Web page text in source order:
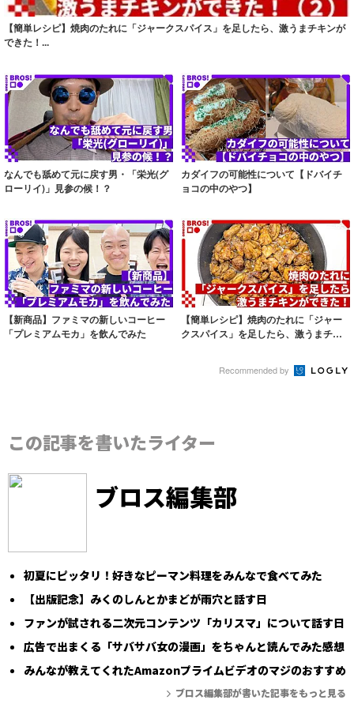
【簡単レシピ】焼肉のたれに「ジャークスパイス」を足したら、激うまチキンが
できた！...
なんでも舐めて元に戻す男・「栄光(グ
ローリイ)」見参の候！？
カダイフの可能性について【ドバイチ
ョコの中のやつ】
【新商品】ファミマの新しいコーヒー
「プレミアムモカ」を飲んでみた
【簡単レシピ】焼肉のたれに「ジャー
クスパイス」を足したら、激うまチキ
Recommended by
この記事を書いたライター
ブロス編集部
初夏にピッタリ！好きなピーマン料理をみんなで食べてみた
【出版記念】みくのしんとかまどが雨穴と話す日
ファンが試される二次元コンテンツ「カリスマ」について話す日
広告で出まくる「サバサバ女の漫画」をちゃんと読んでみた感想
みんなが教えてくれたAmazonプライムビデオのマジのおすすめ
ブロス編集部が書いた記事をもっと見る